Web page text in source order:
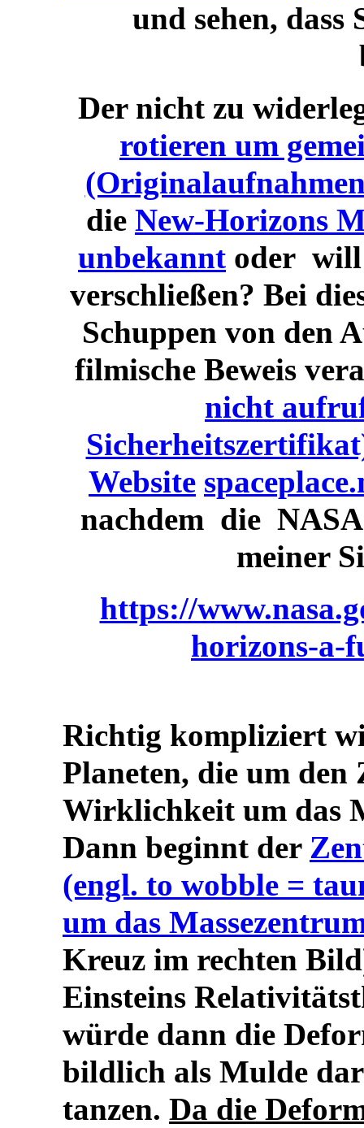
und sehen, dass
Der nicht zu
rotieren um
die New-Horizons
unbekannt oder will
verschließen? Bei
Schuppen von den
filmische Beweis
nicht
Website
nachdem die
meiner
https://
horizons-a-
Richtig kompliziert
Planeten, die um
Wirklichkeit um das
Dann beginnt der
(engl. to wobble =
um das
Kreuz im rechten
Einsteins
würde dann die
bildlich als Mulde
tanzen. Da die